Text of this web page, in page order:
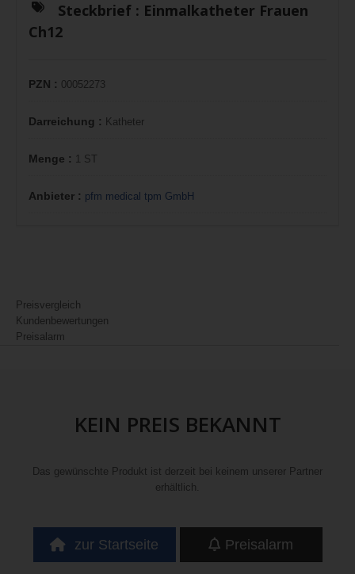
Steckbrief : Einmalkatheter Frauen
Ch12
PZN : 00052273
Darreichung : Katheter
Menge : 1 ST
Anbieter : pfm medical tpm GmbH
Preisvergleich
Kundenbewertungen
Preisalarm
KEIN PREIS BEKANNT
Das gewünschte Produkt ist derzeit bei keinem unserer Partner
erhältlich.
zur Startseite Preisalarm